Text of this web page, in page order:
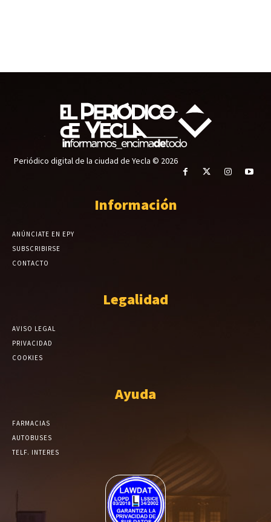
Periódico digital de la ciudad de Yecla © 2026
Información
ANÚNCIATE EN EPY
SUBSCRIBIRSE
CONTACTO
Legalidad
AVISO LEGAL
PRIVACIDAD
COOKIES
Ayuda
FARMACIAS
AUTOBUSES
TELF. INTERES